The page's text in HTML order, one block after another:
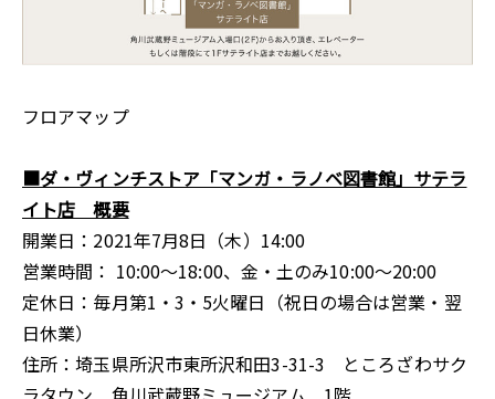
フロアマップ
■ダ・ヴィンチストア「マンガ・ラノベ図書館」サテラ
イト店 概要
開業日：2021年7月8日（木）14:00
営業時間： 10:00～18:00、金・土のみ10:00～20:00
定休日：毎月第1・3・5火曜日（祝日の場合は営業・翌
日休業）
住所：埼玉県所沢市東所沢和田3-31-3 ところざわサク